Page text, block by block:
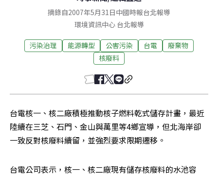
摘錄自2007年5月31日中國時報台北報導
環境資訊中心 台北報導
污染治理 能源轉型 公害污染 台電
廢棄物
核廢料
台電核一、核二廠積極推動核子燃料乾式儲存計畫，最近
陸續在三芝、石門、金山與萬里等4鄉宣導，但北海岸卻
一致反對核廢料續留，並強烈要求限期遷移。
台電公司表示，核一、核二廠現有儲存核廢料的水池容